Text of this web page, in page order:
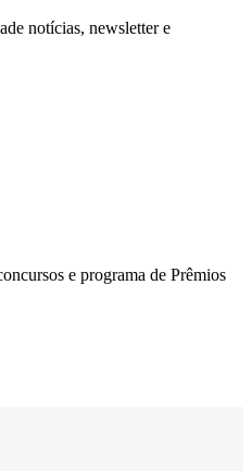
notícias, newsletter e
e programa de Prêmios